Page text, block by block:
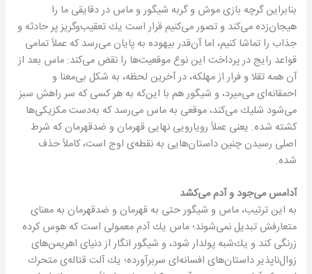
بنابراین گرچه بازی موش و گربه شیگور و ماس در دقایقی ما را
هیجان‌زده می‌كند و تصور می‌كنیم قرار است یك تعقیب‌وگریز پر حادثه و
جذاب را تماشا كنیم، اما آن‌قدر بیهوده به پایان می‌رسد كه عملاً تمامی
قواعد رایج در پرداخت این نوع موقعیت‌ها را نقض می‌كند: ماس بعد از
آن همه تقلا و فرار از مهلكه، در آخرین لحظه، به شكل بی‌معنا و
احمقانه‌ای می‌میرد، و شیگور هم با این‌كه به هر كسی كه سر راهش سبز
می‌شود شلیك می‌كند، موقعی به ماس می‌رسد كه به‌دست مكزیكی‌ها
كشته شده. یعنی عملاً رویارویی نهایی قهرمان و ضدقهرمان كه شرط
اصلی رسیدن چنین داستان‌هایی به نقطه‌ی اوج است، كاملاً حذف
شده.
آدامس می‌جود و آدم می‌کشد
به این ترتیب، ماس و شیگور حتی به قهرمان و ضدقهرمان به معنای
متعارفش تبدیل نمی‌شوند؛ ماس یك آدم معمولی است كه هوس كرده
زرنگی كند و یك‌شبه پولدار شود، و شیگور انگار از دنیای اهریمن‌های
زوال‌ناپذیر داستان‌های افسانه‌ای سربرآورده؛ یك آلت قتاله‌ی متحرك